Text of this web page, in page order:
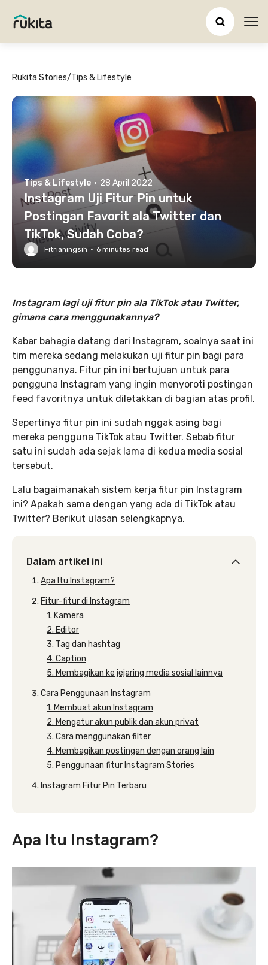
Rukita Stories/Tips & Lifestyle
Tips & Lifestyle · 28 April 2022
Instagram Uji Fitur Pin untuk
Postingan Favorit ala Twitter dan
TikTok, Sudah Coba?
Fitrianingsih · 6 minutes read
Instagram lagi uji fitur pin ala TikTok atau Twitter,
gimana cara menggunakannya?
Kabar bahagia datang dari Instagram, soalnya saat ini
tim mereka sedang melakukan uji fitur pin bagi para
penggunanya. Fitur pin ini bertujuan untuk para
pengguna Instagram yang ingin menyoroti postingan
feed favoritnya untuk diletakkan di bagian atas profil.
Sepertinya fitur pin ini sudah nggak asing bagi
mereka pengguna TikTok atau Twitter. Sebab fitur
satu ini sudah ada sejak lama di kedua media sosial
tersebut.
Lalu bagaimanakah sistem kerja fitur pin Instagram
ini? Apakah sama dengan yang ada di TikTok atau
Twitter? Berikut ulasan selengkapnya.
Dalam artikel ini
Apa Itu Instagram?
Fitur-fitur di Instagram
1. Kamera
2. Editor
3. Tag dan hashtag
4. Caption
5. Membagikan ke jejaring media sosial lainnya
Cara Penggunaan Instagram
1. Membuat akun Instagram
2. Mengatur akun publik dan akun privat
3. Cara menggunakan filter
4. Membagikan postingan dengan orang lain
5. Penggunaan fitur Instagram Stories
Instagram Fitur Pin Terbaru
Apa Itu Instagram?